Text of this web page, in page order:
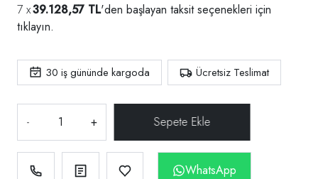
39.128,57 TL'den başlayan taksit seçenekleri için
tıklayın.
30 iş gününde kargoda Ücretsiz Teslimat
- +
WhatsApp